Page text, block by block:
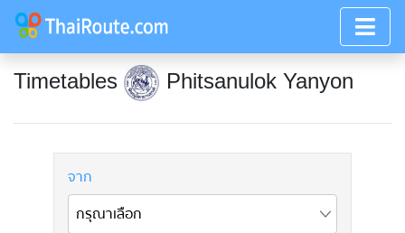
Timetables Phitsanulok Yanyon